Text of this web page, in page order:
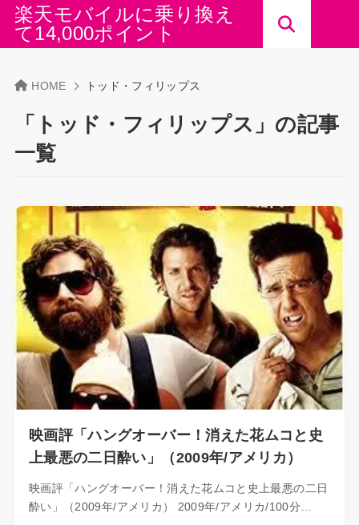
楽天モバイルに乗り換え
て14,000ポイント
HOME トッド・フィリップス
「トッド・フィリップス」の記事
一覧
映画評「ハングオーバー！消えた花ムコと史
上最悪の二日酔い」（2009年/アメリカ）
映画評「ハングオーバー！消えた花ムコと史上最悪の二日
酔い」（2009年/アメリカ） 2009年/アメリカ/100分…